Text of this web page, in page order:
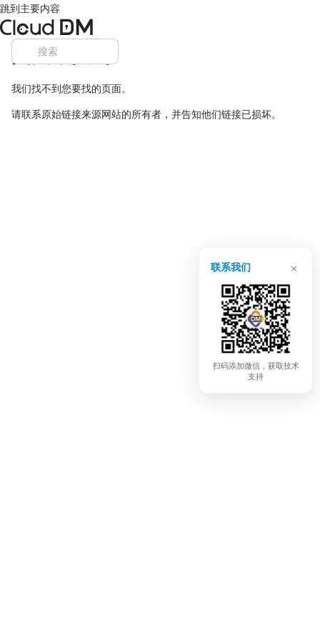
跳到主要内容
页面未找到
我们找不到您要找的页面。
请联系原始链接来源网站的所有者，并告知他们链接已损坏。
联系我们 ×
扫码添加微信，获取技术
支持